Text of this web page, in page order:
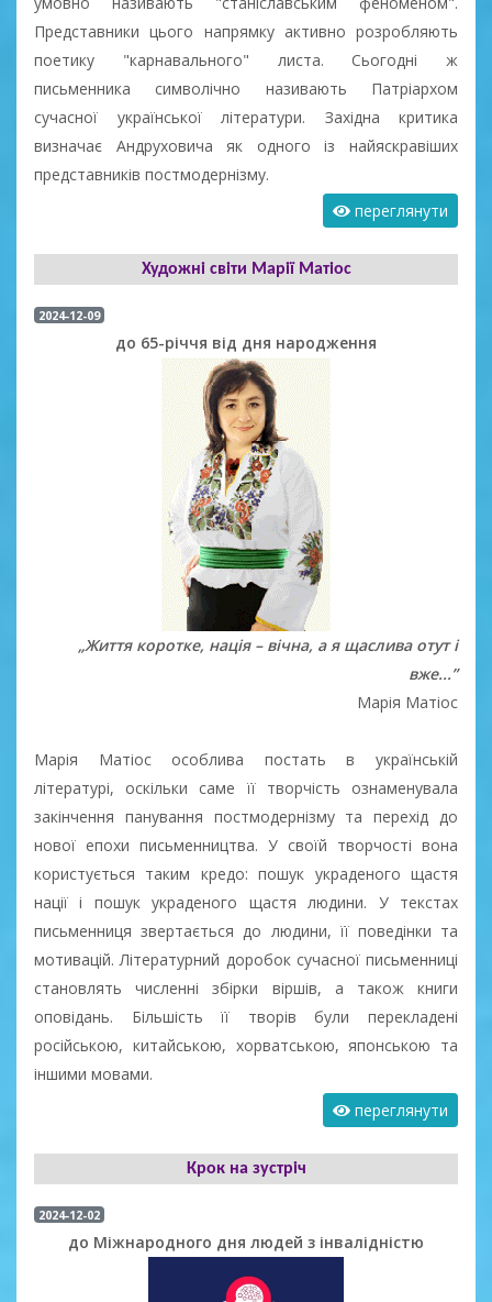
Представники цього напрямку активно розробляють
поетику "карнавального" листа. Сьогодні ж
письменника символічно називають Патріархом
сучасної української літератури. Західна критика
визначає Андруховича як одного із найяскравіших
представників постмодернізму.
переглянути
Художні світи Марії Матіос
2024-12-09
до 65-річчя від дня народження
„Життя коротке, нація – вічна, а я щаслива отут і
вже...”
Марія Матіос
Марія Матіос особлива постать в українській
літературі, оскільки саме її творчість ознаменувала
закінчення панування постмодернізму та перехід до
нової епохи письменництва. У своїй творчості вона
користується таким кредо: пошук украденого щастя
нації і пошук украденого щастя людини. У текстах
письменниця звертається до людини, її поведінки та
мотивацій. Літературний доробок сучасної письменниці
становлять численні збірки віршів, а також книги
оповідань. Більшість її творів були перекладені
російською, китайською, хорватською, японською та
іншими мовами.
переглянути
Крок на зустріч
2024-12-02
до Міжнародного дня людей з інвалідністю